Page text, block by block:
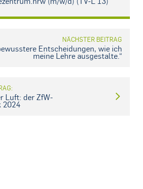
NÄCHSTER BEITRAG
Entscheidungen, wie ich
meine Lehre ausgestalte.“
Luft: der ZfW-
2024